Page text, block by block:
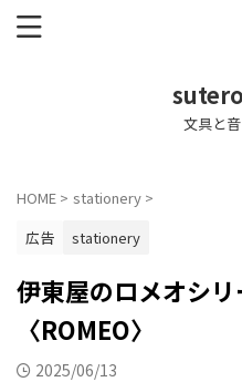
文具と
HOME > stationery >
広告
stationery
伊東屋のロメオシ
〈ROMEO〉
2025/06/13